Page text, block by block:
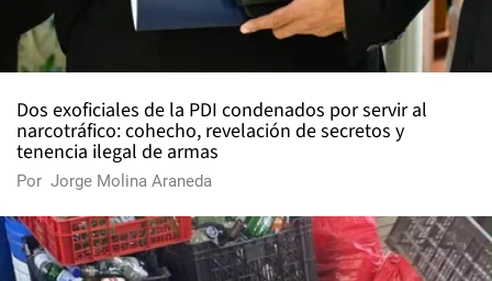
Dos exoficiales de la PDI condenados por servir al
narcotráfico: cohecho, revelación de secretos y
tenencia ilegal de armas
Por Jorge Molina Araneda